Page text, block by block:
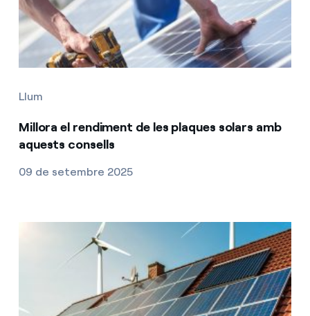
Llum
Millora el rendiment de les plaques solars amb
aquests consells
09 de setembre 2025